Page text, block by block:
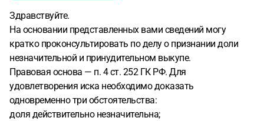
Здравствуйте.
На основании представленных вами сведений могу
кратко проконсультировать по делу о признании доли
незначительной и принудительном выкупе.
Правовая основа — п. 4 ст. 252 ГК РФ. Для
удовлетворения иска необходимо доказать
одновременно три обстоятельства:
доля действительно незначительна;